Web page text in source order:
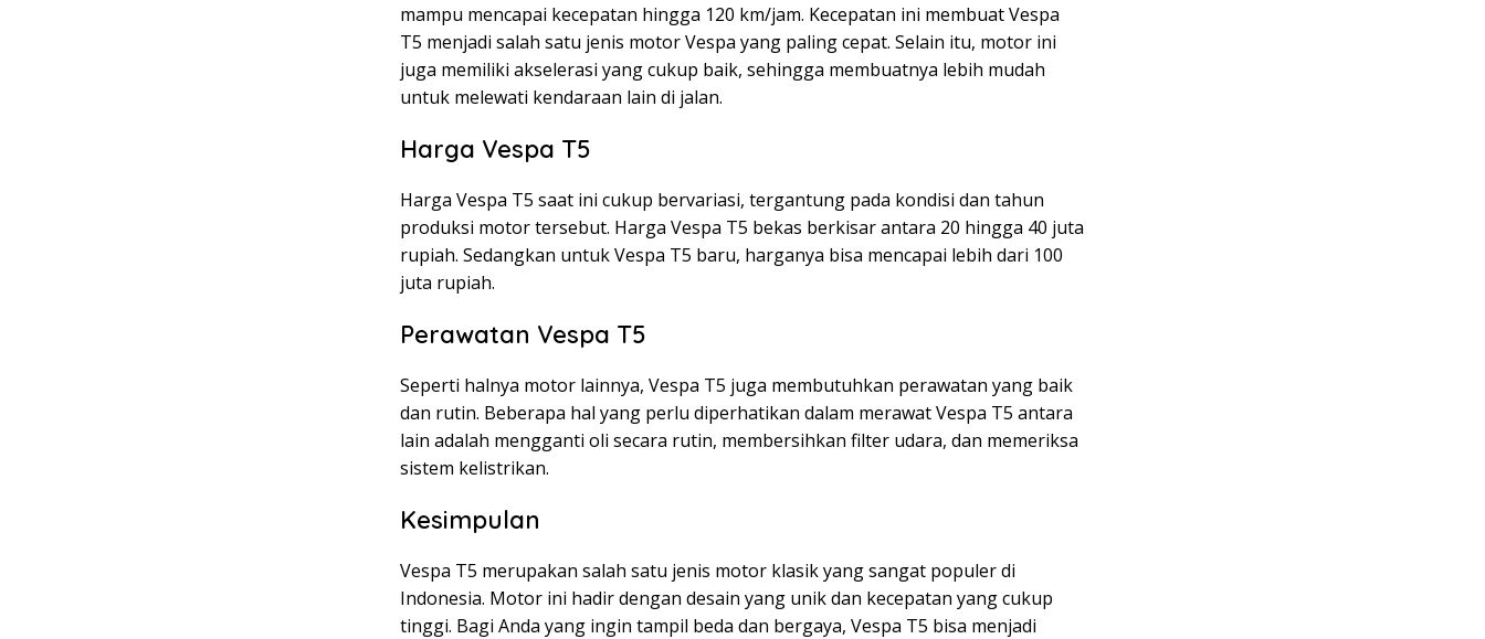
mampu mencapai kecepatan hingga 120 km/jam. Kecepatan ini membuat Vespa
T5 menjadi salah satu jenis motor Vespa yang paling cepat. Selain itu, motor ini
juga memiliki akselerasi yang cukup baik, sehingga membuatnya lebih mudah
untuk melewati kendaraan lain di jalan.
Harga Vespa T5
Harga Vespa T5 saat ini cukup bervariasi, tergantung pada kondisi dan tahun
produksi motor tersebut. Harga Vespa T5 bekas berkisar antara 20 hingga 40 juta
rupiah. Sedangkan untuk Vespa T5 baru, harganya bisa mencapai lebih dari 100
juta rupiah.
Perawatan Vespa T5
Seperti halnya motor lainnya, Vespa T5 juga membutuhkan perawatan yang baik
dan rutin. Beberapa hal yang perlu diperhatikan dalam merawat Vespa T5 antara
lain adalah mengganti oli secara rutin, membersihkan filter udara, dan memeriksa
sistem kelistrikan.
Kesimpulan
Vespa T5 merupakan salah satu jenis motor klasik yang sangat populer di
Indonesia. Motor ini hadir dengan desain yang unik dan kecepatan yang cukup
tinggi. Bagi Anda yang ingin tampil beda dan bergaya, Vespa T5 bisa menjadi